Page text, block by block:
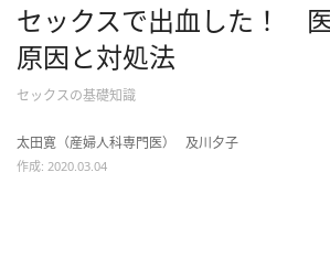
セックスで出血した！
原因と対処法
セックスの基礎知識
太田寛（産婦人科専門医） 及川夕子
作成: 2020.03.04